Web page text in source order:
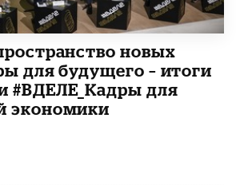
новых
для будущего – итоги
#ВДЕЛЕ_Кадры для
экономики